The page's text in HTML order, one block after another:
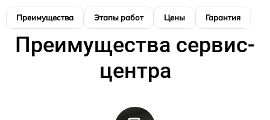
Преимущества Этапы работ Цены Гарантия
Преимущества сервис-
центра